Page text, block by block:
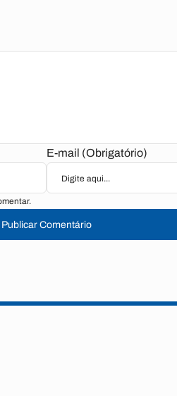
E-mail (Obrigatório)
Publicar Comentário